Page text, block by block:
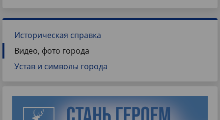
Историческая справка
Видео, фото города
Устав и символы города